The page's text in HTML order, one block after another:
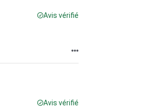
Avis vérifié
Avis vérifié